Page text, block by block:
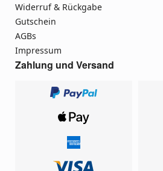
Widerruf & Rückgabe
Gutschein
AGBs
Impressum
Zahlung und Versand